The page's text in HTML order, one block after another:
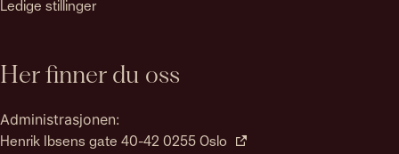
Ledige stillinger
Her finner du oss
Administrasjonen:
Henrik Ibsens gate 40-42 0255 Oslo